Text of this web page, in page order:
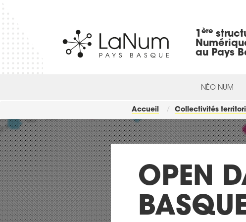
1 ère
au Pays
NÉO NUM
Accueil Collectivités
OPEN